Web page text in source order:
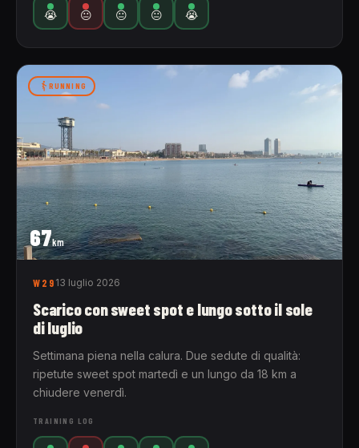
😭 😐 😐 😐 😭
67km
RUNNING
W29 13 luglio 2026
Scarico con sweet spot e lungo sotto il sole
di luglio
Settimana piena nella calura. Due sedute di qualità:
ripetute sweet spot martedì e un lungo da 18 km a
chiudere venerdì.
TRAINING LOG